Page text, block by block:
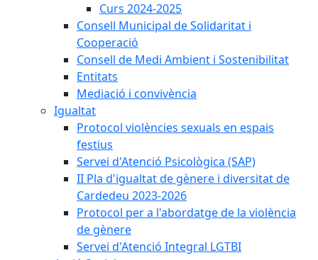
Curs 2024-2025
Consell Municipal de Solidaritat i
Cooperació
Consell de Medi Ambient i Sostenibilitat
Entitats
Mediació i convivència
Igualtat
Protocol violències sexuals en espais
festius
Servei d'Atenció Psicològica (SAP)
II Pla d'igualtat de gènere i diversitat de
Cardedeu 2023-2026
Protocol per a l'abordatge de la violència
de gènere
Servei d'Atenció Integral LGTBI